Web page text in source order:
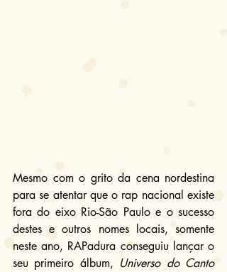
Mesmo com o grito da cena nordestina
para se atentar que o rap nacional existe
fora do eixo Rio-São Paulo e o sucesso
destes e outros nomes locais, somente
neste ano, RAPadura conseguiu lançar o
seu primeiro álbum, Universo do Canto